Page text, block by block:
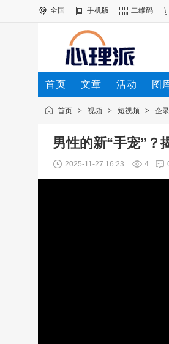
全国 手机版 二维码
首页 文章 活动 图
首页 > 视频 > 短视频 > 企
男性的新“手宠”？
2025-11-27 16:23 4